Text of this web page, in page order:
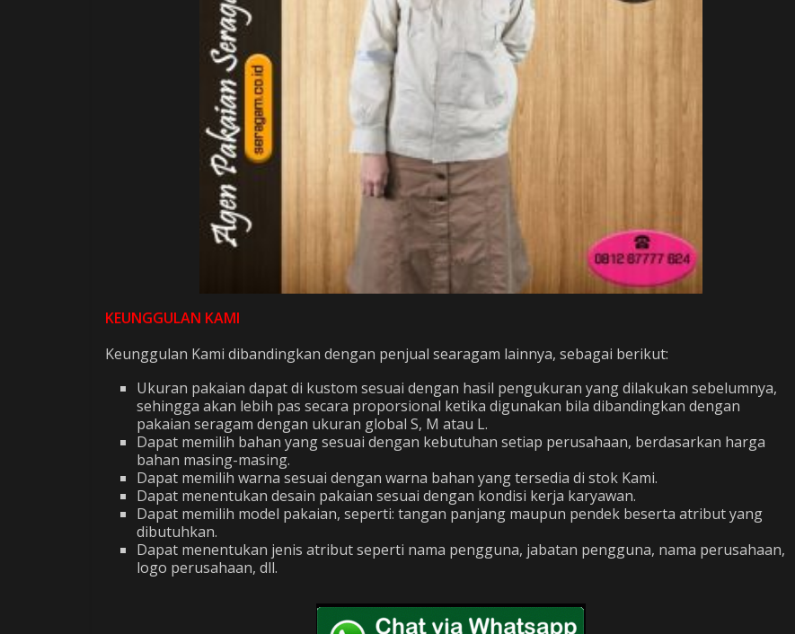
KEUNGGULAN KAMI
Keunggulan Kami dibandingkan dengan penjual searagam lainnya, sebagai berikut:
Ukuran pakaian dapat di kustom sesuai dengan hasil pengukuran yang dilakukan sebelumnya,
sehingga akan lebih pas secara proporsional ketika digunakan bila dibandingkan dengan
pakaian seragam dengan ukuran global S, M atau L.
Dapat memilih bahan yang sesuai dengan kebutuhan setiap perusahaan, berdasarkan harga
bahan masing-masing.
Dapat memilih warna sesuai dengan warna bahan yang tersedia di stok Kami.
Dapat menentukan desain pakaian sesuai dengan kondisi kerja karyawan.
Dapat memilih model pakaian, seperti: tangan panjang maupun pendek beserta atribut yang
dibutuhkan.
Dapat menentukan jenis atribut seperti nama pengguna, jabatan pengguna, nama perusahaan,
logo perusahaan, dll.